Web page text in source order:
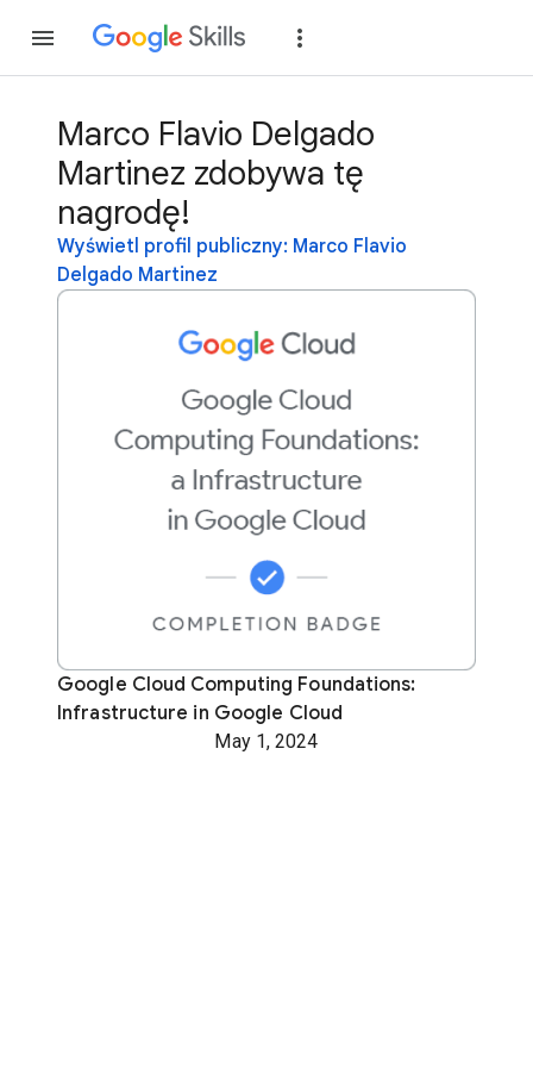
Marco Flavio Delgado
Martinez zdobywa tę
nagrodę!
Wyświetl profil publiczny: Marco Flavio
Delgado Martinez